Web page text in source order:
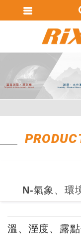
N-氣象、環
溫、溼度、露